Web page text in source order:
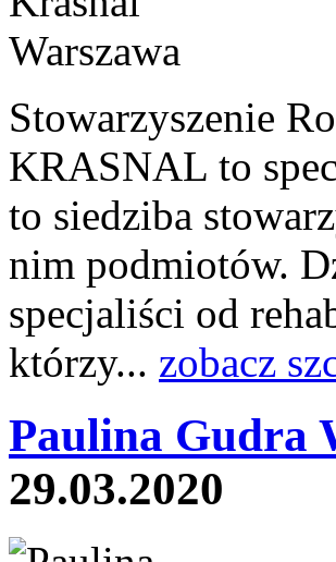
Stowarzyszenie
KRASNAL to
to siedziba
nim podmiotów.
specjaliści od
którzy... zobacz
Paulina Gudra
29.03.2020